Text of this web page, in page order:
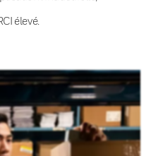
élevé.